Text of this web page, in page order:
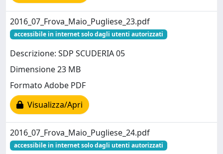
2016_07_Frova_Maio_Pugliese_23.pdf
accessibile in internet solo dagli utenti autorizzati
Descrizione: SDP SCUDERIA 05
Dimensione 23 MB
Formato Adobe PDF
Visualizza/Apri
2016_07_Frova_Maio_Pugliese_24.pdf
accessibile in internet solo dagli utenti autorizzati